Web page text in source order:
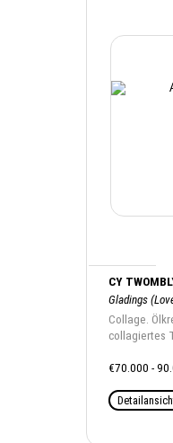
CY
Gladings
Collage.
collagiertes
€70.000 -